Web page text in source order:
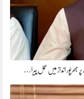
انداز میں عمل پیرا…